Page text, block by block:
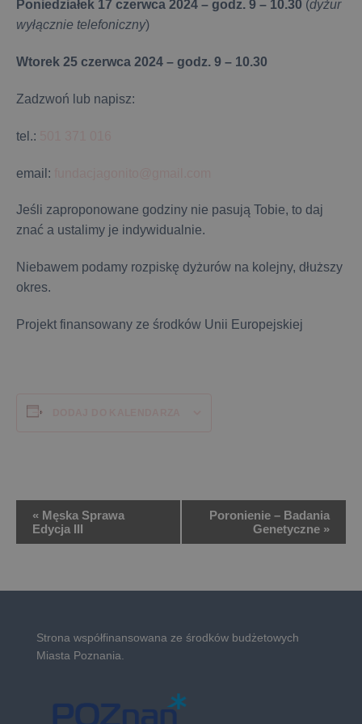
Poniedziałek 17 czerwca 2024 – godz. 9 – 10.30 (dyżur
wyłącznie telefoniczny)
Wtorek 25 czerwca 2024 – godz. 9 – 10.30
Zadzwoń lub napisz:
tel.:
email:
Jeśli zaproponowane godziny nie pasują Tobie, to daj
znać a ustalimy je indywidualnie.
Niebawem podamy rozpiskę dyżurów na kolejny, dłuższy
okres.
Projekt finansowany ze środków Unii Europejskiej
Wydarzenie
Nawigacja
« Męska Sprawa
Edycja III
Poronienie – Badania
Genetyczne »
Strona współfinansowana ze środków budżetowych
Miasta Poznania.